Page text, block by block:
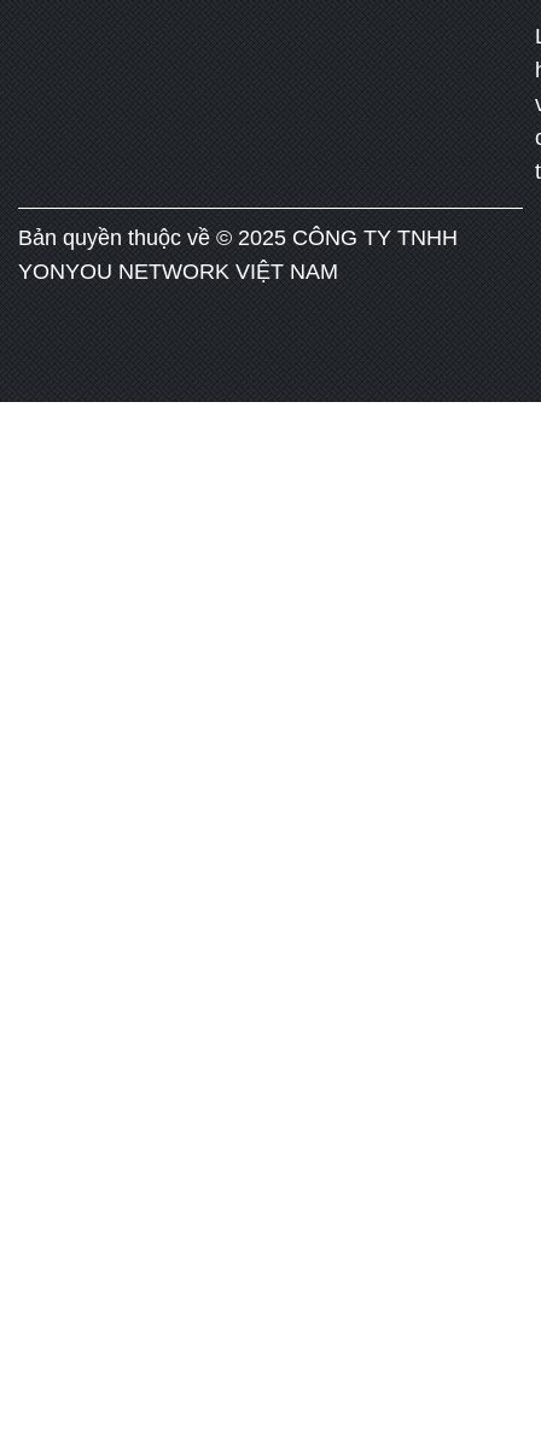
Bản quyền thuộc về © 2025 CÔNG TY TNHH
YONYOU NETWORK VIỆT NAM